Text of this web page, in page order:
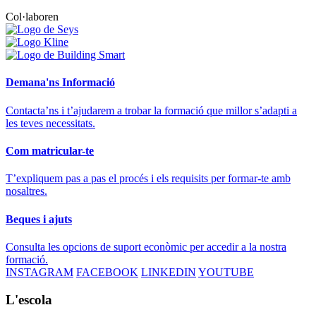
Col·laboren
Demana'ns Informació
Contacta’ns i t’ajudarem a trobar la formació que millor s’adapti a
les teves necessitats.
Com matricular-te
T’expliquem pas a pas el procés i els requisits per formar-te amb
nosaltres.
Beques i ajuts
Consulta les opcions de suport econòmic per accedir a la nostra
formació.
INSTAGRAM FACEBOOK LINKEDIN YOUTUBE
L'escola